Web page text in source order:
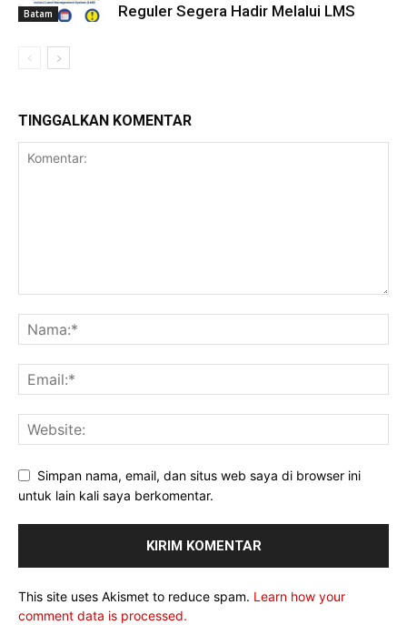
Batam
Reguler Segera Hadir Melalui LMS
TINGGALKAN KOMENTAR
Simpan nama, email, dan situs web saya di browser ini
untuk lain kali saya berkomentar.
This site uses Akismet to reduce spam. Learn how your
comment data is processed.